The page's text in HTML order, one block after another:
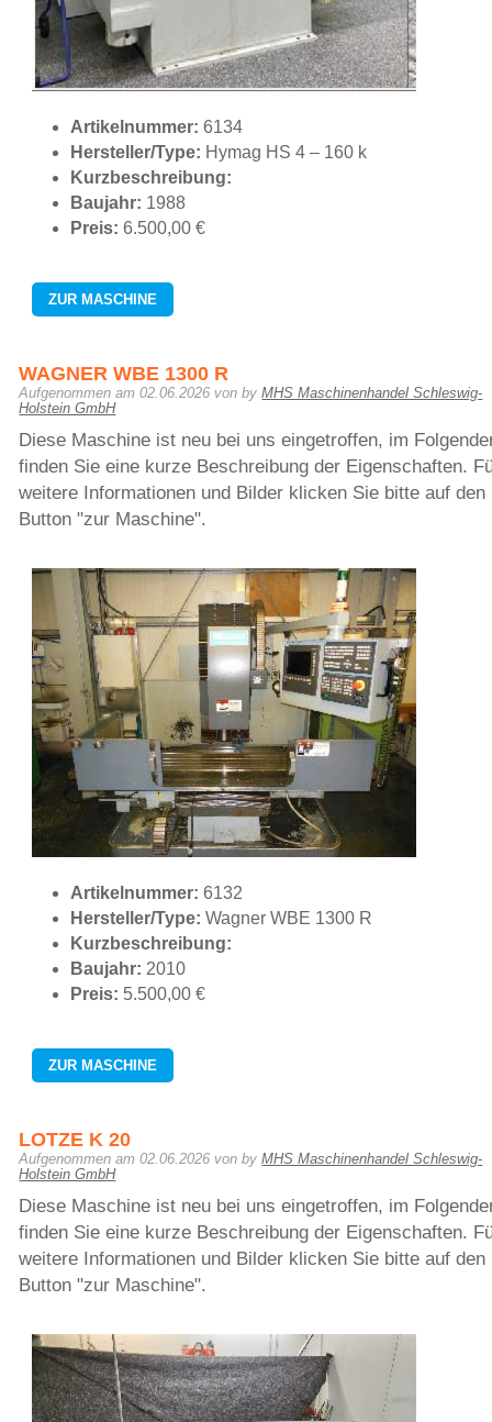
Artikelnummer: 6134
Hersteller/Type: Hymag HS 4 – 160 k
Kurzbeschreibung:
Baujahr: 1988
Preis: 6.500,00 €
ZUR MASCHINE
WAGNER WBE 1300 R
Aufgenommen am02.06.2026 von byMHS Maschinenhandel Schleswig-
Holstein GmbH
Diese Maschine ist neu bei uns eingetroffen, im
finden Sie eine kurze Beschreibung der Eigenschaften.
weitere Informationen und Bilder klicken Sie bitte auf den
Button "zur Maschine".
Artikelnummer: 6132
Hersteller/Type: Wagner WBE 1300 R
Kurzbeschreibung:
Baujahr: 2010
Preis: 5.500,00 €
ZUR MASCHINE
LOTZE K 20
Aufgenommen am02.06.2026 von byMHS Maschinenhandel Schleswig-
Holstein GmbH
Diese Maschine ist neu bei uns eingetroffen, im
finden Sie eine kurze Beschreibung der Eigenschaften.
weitere Informationen und Bilder klicken Sie bitte auf den
Button "zur Maschine".